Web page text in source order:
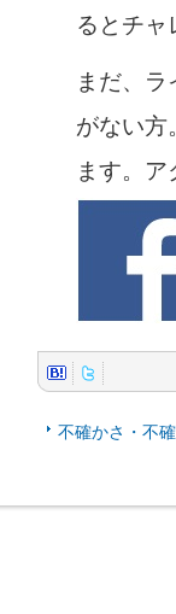
るとチ
まだ、
がない
ます。
不確かさ・不